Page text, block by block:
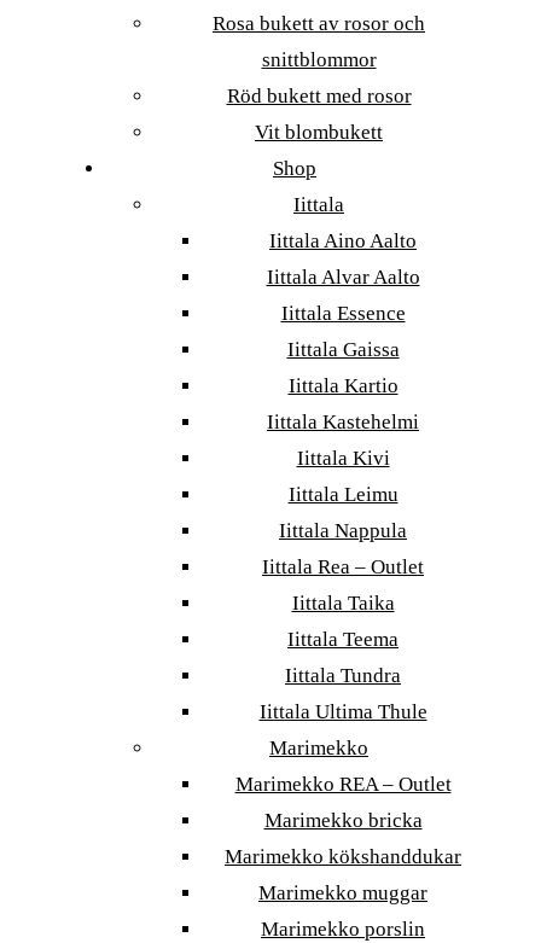
Rosa bukett av rosor och
snittblommor
Röd bukett med rosor
Vit blombukett
Shop
Iittala
Iittala Aino Aalto
Iittala Alvar Aalto
Iittala Essence
Iittala Gaissa
Iittala Kartio
Iittala Kastehelmi
Iittala Kivi
Iittala Leimu
Iittala Nappula
Iittala Rea – Outlet
Iittala Taika
Iittala Teema
Iittala Tundra
Iittala Ultima Thule
Marimekko
Marimekko REA – Outlet
Marimekko bricka
Marimekko kökshanddukar
Marimekko muggar
Marimekko porslin